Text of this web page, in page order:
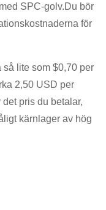
SPC-golv.Du bör
för
lite som $0,70 per
2,50 USD per
pris du betalar,
kärnlager av hög